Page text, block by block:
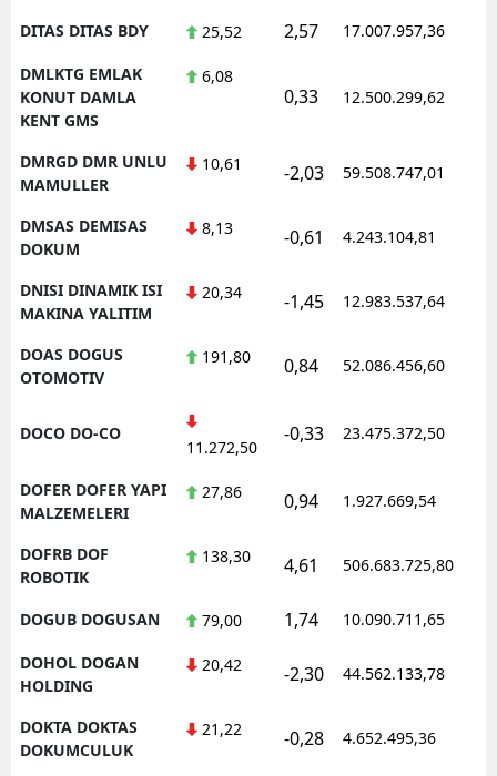
DITAS DITAS BDY 25,52 2,57 17.007.957,36
DMLKTG EMLAK
KONUT DAMLA
KENT GMS
6,08
0,33 12.500.299,62
DMRGD DMR UNLU
MAMULLER
10,61 -2,03 59.508.747,01
DMSAS DEMISAS
DOKUM
8,13 -0,61 4.243.104,81
DNISI DINAMIK ISI
MAKINA YALITIM
20,34 -1,45 12.983.537,64
DOAS DOGUS
OTOMOTIV
191,80 0,84 52.086.456,60
DOCO DO-CO
11.272,50
-0,33 23.475.372,50
DOFER DOFER YAPI
MALZEMELERI
27,86 0,94 1.927.669,54
DOFRB DOF
ROBOTIK
138,30 4,61 506.683.725,80
DOGUB DOGUSAN 79,00 1,74 10.090.711,65
DOHOL DOGAN
HOLDING
20,42 -2,30 44.562.133,78
DOKTA DOKTAS
DOKUMCULUK
21,22 -0,28 4.652.495,36